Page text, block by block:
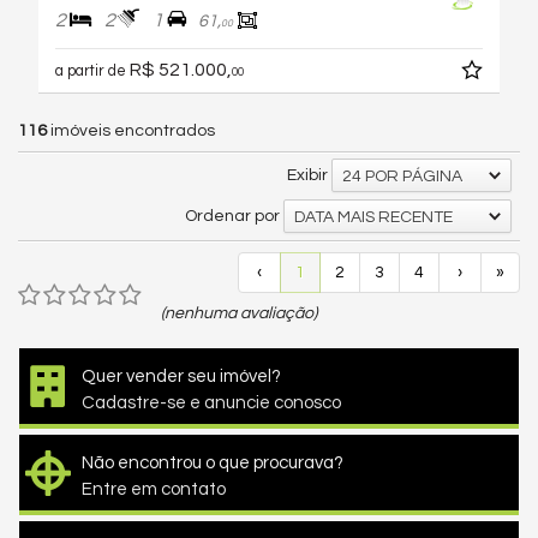
2 2 1 61,00
a partir de R$ 521.000, 00
116imóveis encontrados
Exibir 24 POR PÁGINA
Ordenar por DATA MAIS RECENTE
‹ 1 2 3 4 › »
(nenhuma avaliação)
Quer vender seu imóvel?
Cadastre-se e anuncie conosco
Não encontrou o que procurava?
Entre em contato